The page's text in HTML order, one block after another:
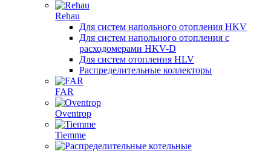
Rehau
Для систем напольного отопления HKV
Для систем напольного отопления с
расходомерами HKV-D
Для систем отопления HLV
Распределительные коллекторы
FAR
Oventrop
Tiemme